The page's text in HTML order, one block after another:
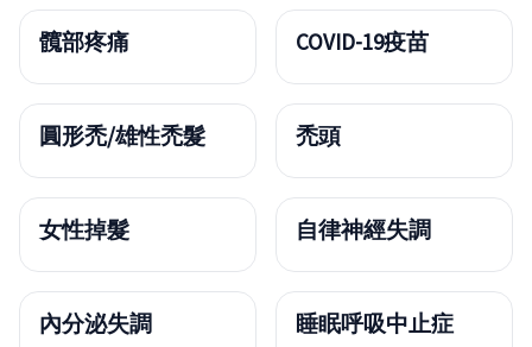
髖部疼痛 COVID-19疫苗
圓形禿/雄性禿髮 禿頭
女性掉髮 自律神經失調
內分泌失調 睡眠呼吸中止症